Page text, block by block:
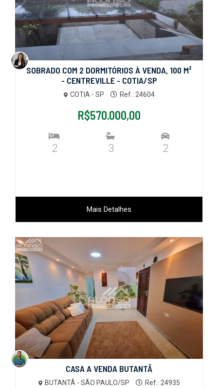
SOBRADO COM 2 DORMITÓRIOS À VENDA, 100 M²
- CENTREVILLE - COTIA/SP
COTIA - SP Ref.: 24604
R$570.000,00
2 3 2
Mais Detalhes
CASA A VENDA BUTANTÃ
BUTANTÃ - SÃO PAULO/SP Ref.: 24935